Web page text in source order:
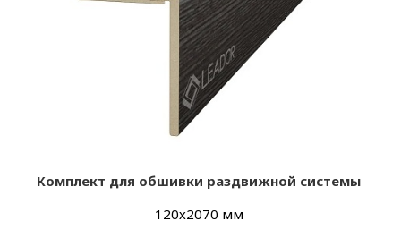
Комплект для обшивки раздвижной системы
120х2070 мм